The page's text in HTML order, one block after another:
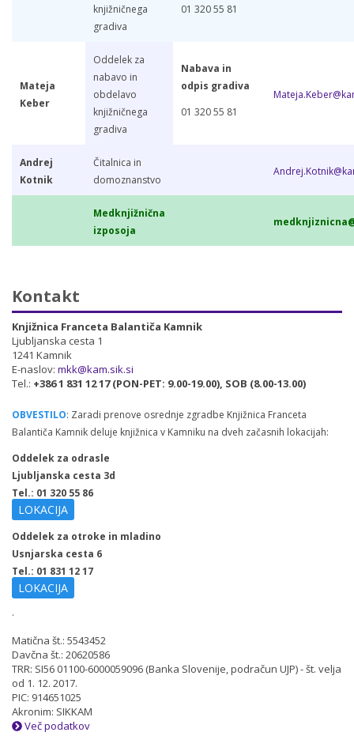
knjižničnega
gradiva
01 320 55 81
Mateja
Keber
Oddelek za
nabavo in
obdelavo
knjižničnega
gradiva
Nabava in
odpis gradiva
01 320 55 81
Andrej
Kotnik
Čitalnica in
domoznanstvo
Medknjižnična
izposoja
Kontakt
Knjižnica Franceta Balantiča Kamnik
Ljubljanska cesta 1
1241 Kamnik
E-naslov: mkk@kam.sik.si
Tel.: +386 1 831 12 17 (PON-PET: 9.00-19.00), SOB (8.00-13.00)
OBVESTILO: Zaradi prenove osrednje zgradbe Knjižnica Franceta
Balantiča Kamnik deluje knjižnica v Kamniku na dveh začasnih lokacijah:
Oddelek za odrasle
Ljubljanska cesta 3d
Tel.: 01 320 55 86
LOKACIJA
Oddelek za otroke in mladino
Usnjarska cesta 6
Tel.: 01 831 12 17
LOKACIJA
.
Matična št.: 5543452
Davčna št.: 20620586
TRR: SI56 01100-6000059096 (Banka Slovenije, podračun UJP) - št. velja
od 1. 12. 2017.
PIC: 914651025
Akronim: SIKKAM
Več podatkov